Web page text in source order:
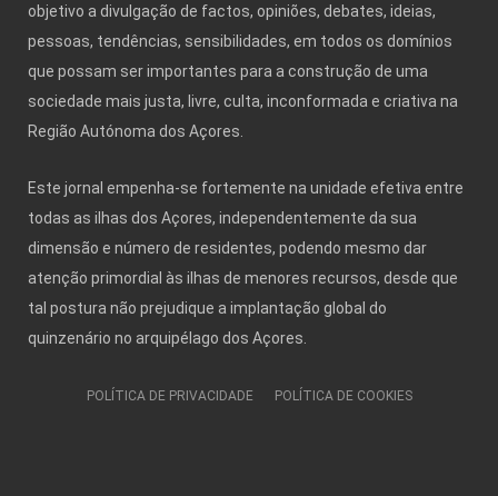
objetivo a divulgação de factos, opiniões, debates, ideias,
pessoas, tendências, sensibilidades, em todos os domínios
que possam ser importantes para a construção de uma
sociedade mais justa, livre, culta, inconformada e criativa na
Região Autónoma dos Açores.
Este jornal empenha-se fortemente na unidade efetiva entre
todas as ilhas dos Açores, independentemente da sua
dimensão e número de residentes, podendo mesmo dar
atenção primordial às ilhas de menores recursos, desde que
tal postura não prejudique a implantação global do
quinzenário no arquipélago dos Açores.
POLÍTICA DE PRIVACIDADE POLÍTICA DE COOKIES